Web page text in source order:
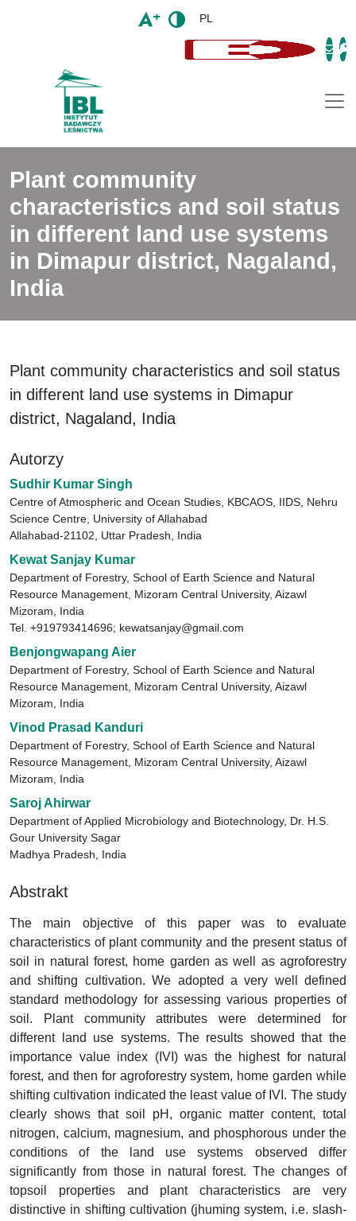
PL
Plant community
characteristics and soil status
in different land use systems
in Dimapur district, Nagaland,
India
Plant community characteristics and soil status
in different land use systems in Dimapur
district, Nagaland, India
Autorzy
Sudhir Kumar Singh
Centre of Atmospheric and Ocean Studies, KBCAOS, IIDS, Nehru
Science Centre, University of Allahabad
Allahabad-21102, Uttar Pradesh, India
Kewat Sanjay Kumar
Department of Forestry, School of Earth Science and Natural
Resource Management, Mizoram Central University, Aizawl
Mizoram, India
Tel. +919793414696; kewatsanjay@gmail.com
Benjongwapang Aier
Department of Forestry, School of Earth Science and Natural
Resource Management, Mizoram Central University, Aizawl
Mizoram, India
Vinod Prasad Kanduri
Department of Forestry, School of Earth Science and Natural
Resource Management, Mizoram Central University, Aizawl
Mizoram, India
Saroj Ahirwar
Department of Applied Microbiology and Biotechnology, Dr. H.S.
Gour University Sagar
Madhya Pradesh, India
Abstrakt
The main objective of this paper was to evaluate
characteristics of plant community and the present status of
soil in natural forest, home garden as well as agroforestry
and shifting cultivation. We adopted a very well defined
standard methodology for assessing various properties of
soil. Plant community attributes were determined for
different land use systems. The results showed that the
importance value index (IVI) was the highest for natural
forest, and then for agroforestry system, home garden while
shifting cultivation indicated the least value of IVI. The study
clearly shows that soil pH, organic matter content, total
nitrogen, calcium, magnesium, and phosphorous under the
conditions of the land use systems observed differ
significantly from those in natural forest. The changes of
topsoil properties and plant characteristics are very
distinctive in shifting cultivation (jhuming system, i.e. slash-